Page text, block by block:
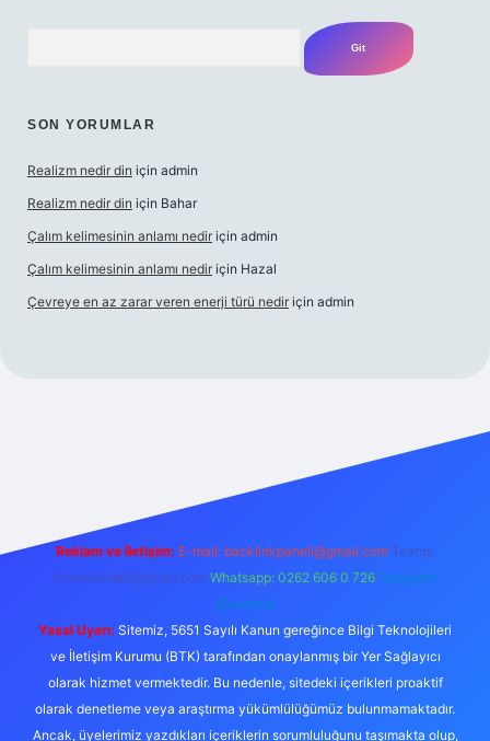
SON YORUMLAR
Realizm nedir din için admin
Realizm nedir din için Bahar
Çalım kelimesinin anlamı nedir için admin
Çalım kelimesinin anlamı nedir için Hazal
Çevreye en az zarar veren enerji türü nedir için admin
Reklam ve İletişim: E-mail: backlinkpaneli@gmail.com Teams:
forumhizmeti@gmail.com Whatsapp: 0262 606 0 726 Telegram:
@karabul
Yasal Uyarı: Sitemiz, 5651 Sayılı Kanun gereğince Bilgi Teknolojileri
ve İletişim Kurumu (BTK) tarafından onaylanmış bir Yer Sağlayıcı
olarak hizmet vermektedir. Bu nedenle, sitedeki içerikleri proaktif
olarak denetleme veya araştırma yükümlülüğümüz bulunmamaktadır.
Ancak, üyelerimiz yazdıkları içeriklerin sorumluluğunu taşımakta olup,